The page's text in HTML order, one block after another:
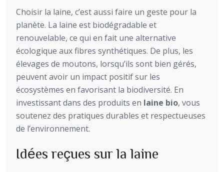
Choisir la laine, c’est aussi faire un geste pour la
planète. La laine est biodégradable et
renouvelable, ce qui en fait une alternative
écologique aux fibres synthétiques. De plus, les
élevages de moutons, lorsqu’ils sont bien gérés,
peuvent avoir un impact positif sur les
écosystèmes en favorisant la biodiversité. En
investissant dans des produits en laine bio, vous
soutenez des pratiques durables et respectueuses
de l’environnement.
Idées reçues sur la laine